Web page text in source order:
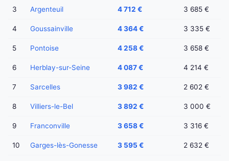
3 Argenteuil 4 712 € 3 685 €
4 Goussainville 4 364 € 3 335 €
5 Pontoise 4 258 € 3 658 €
6 Herblay-sur-Seine 4 087 € 4 214 €
7 Sarcelles 3 982 € 2 602 €
8 Villiers-le-Bel 3 892 € 3 000 €
9 Franconville 3 658 € 3 316 €
10 Garges-lès-Gonesse 3 595 € 2 632 €